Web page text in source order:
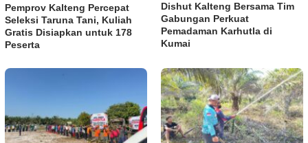
Pemprov Kalteng Percepat
Seleksi Taruna Tani, Kuliah
Gratis Disiapkan untuk 178
Peserta
Dishut Kalteng Bersama Tim
Gabungan Perkuat
Pemadaman Karhutla di
Kumai